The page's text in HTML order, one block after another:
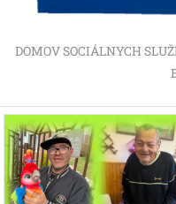
DOMOV SOCIÁLNYCH